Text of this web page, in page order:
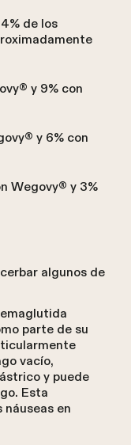
de los
y 9% con
y 6% con
Wegovy® y 3%
algunos de
parte de su
vacío,
y puede
Esta
en